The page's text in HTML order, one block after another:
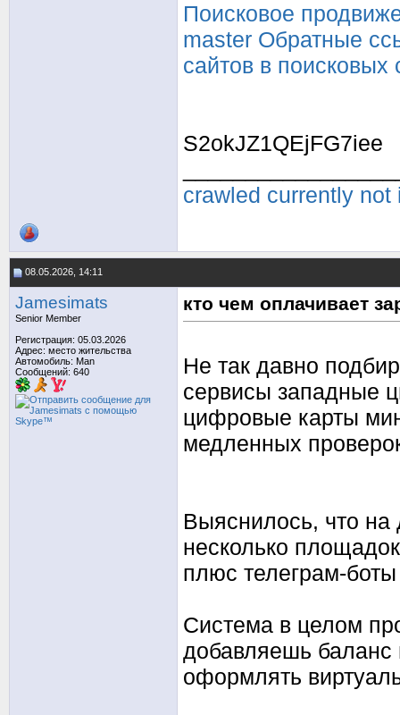
Поисковое
master Обратные
сайтов в поисковых
S2okJZ1QEjFG7iee
crawled currently not
08.05.2026, 14:11
Jamesimats
Senior Member
Регистрация: 05.03.2026
Адрес: место жительства
Автомобиль: Man
Сообщений: 640
кто чем оплачивает
Не так давно
сервисы западные
цифровые карты
медленных
Выяснилось, что на
несколько
плюс телеграм-
Система в целом
добавляешь
оформлять